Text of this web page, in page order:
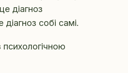
діагноз
собі самі.